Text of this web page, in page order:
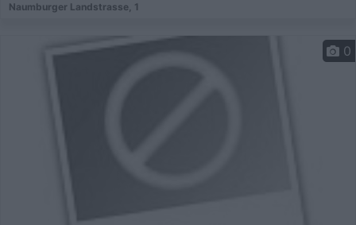
Naumburger Landstrasse, 1
0